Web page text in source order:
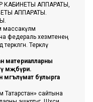
КАБИНЕТЫ АППАРАТЫ,
АППАРАТЫ.
массакүләм
федераль хезмәтенең
Теркәлү
материалларны
мәҗбүри.
мәгълүмат булырга
Татарстан» сайтына